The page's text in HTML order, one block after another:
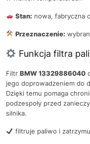
Stan: nowa, fabryczna
Przeznaczenie:
Funkcja filtra
Filtr BMW 13329886040
jego doprowadzeniem do
Dzięki temu pomaga
podzespoły przed
silnika.
filtruje paliwo i